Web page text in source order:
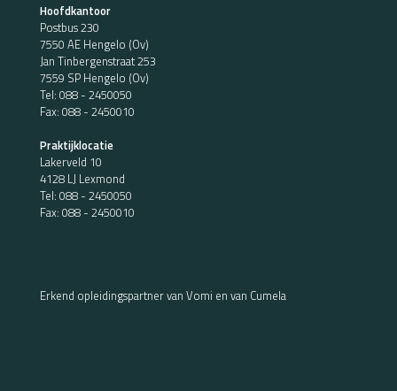
Hoofdkantoor
Postbus 230
7550 AE Hengelo (Ov)
Jan Tinbergenstraat 253
7559 SP Hengelo (Ov)
Tel: 088 - 2450050
Fax: 088 - 2450010
Praktijklocatie
Lakerveld 10
4128 LJ Lexmond
Tel: 088 - 2450050
Fax: 088 - 2450010
Erkend opleidingspartner van Vomi en van Cumela